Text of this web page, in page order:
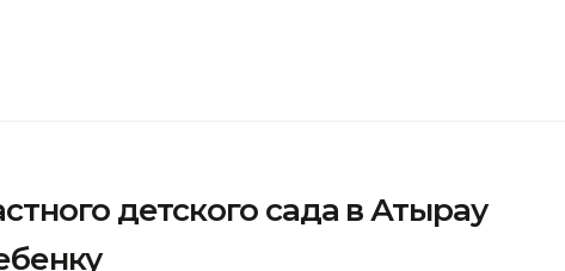
детского сада в Атырау